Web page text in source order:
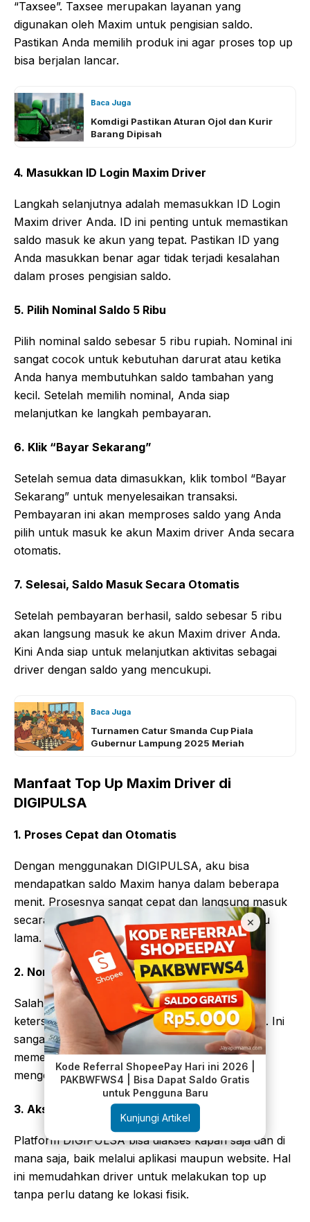
“Taxsee”. Taxsee merupakan layanan yang
digunakan oleh Maxim untuk pengisian saldo.
Pastikan Anda memilih produk ini agar proses top up
bisa berjalan lancar.
Baca Juga
Komdigi Pastikan Aturan Ojol dan Kurir
Barang Dipisah
4. Masukkan ID Login Maxim Driver
Langkah selanjutnya adalah memasukkan ID Login
Maxim driver Anda. ID ini penting untuk memastikan
saldo masuk ke akun yang tepat. Pastikan ID yang
Anda masukkan benar agar tidak terjadi kesalahan
dalam proses pengisian saldo.
5. Pilih Nominal Saldo 5 Ribu
Pilih nominal saldo sebesar 5 ribu rupiah. Nominal ini
sangat cocok untuk kebutuhan darurat atau ketika
Anda hanya membutuhkan saldo tambahan yang
kecil. Setelah memilih nominal, Anda siap
melanjutkan ke langkah pembayaran.
6. Klik “Bayar Sekarang”
Setelah semua data dimasukkan, klik tombol “Bayar
Sekarang” untuk menyelesaikan transaksi.
Pembayaran ini akan memproses saldo yang Anda
pilih untuk masuk ke akun Maxim driver Anda secara
otomatis.
7. Selesai, Saldo Masuk Secara Otomatis
Setelah pembayaran berhasil, saldo sebesar 5 ribu
akan langsung masuk ke akun Maxim driver Anda.
Kini Anda siap untuk melanjutkan aktivitas sebagai
driver dengan saldo yang mencukupi.
Baca Juga
Turnamen Catur Smanda Cup Piala
Gubernur Lampung 2025 Meriah
Manfaat Top Up Maxim Driver di
DIGIPULSA
1. Proses Cepat dan Otomatis
Dengan menggunakan DIGIPULSA, aku bisa
mendapatkan saldo Maxim hanya dalam beberapa
menit. Prosesnya sangat cepat dan langsung masuk
secara otomatis ke akun, tanpa perlu menunggu
lama.
2. Nominal Top Up Fleksibel
Salah satu kelebihan DIGIPULSA adalah
ketersediaan nominal kecil, seperti 5 ribu rupiah. Ini
sangat bermanfaat bagi driver yang hanya
memerlukan saldo tambahan kecil tanpa harus
mengeluarkan biaya lebih besar.
3. Aksesibilitas yang Mudah
Platform DIGIPULSA bisa diakses kapan saja dan di
mana saja, baik melalui aplikasi maupun website. Hal
ini memudahkan driver untuk melakukan top up
tanpa perlu datang ke lokasi fisik.
×
Kode Referral ShopeePay Hari ini 2026 |
PAKBWFWS4 | Bisa Dapat Saldo Gratis
untuk Pengguna Baru
Kunjungi Artikel